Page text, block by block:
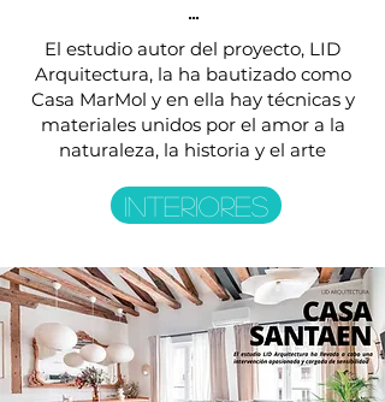
...
El estudio autor del proyecto, LID
Arquitectura, la ha bautizado como
Casa MarMol y en ella hay técnicas y
materiales unidos por el amor a la
naturaleza, la historia y el arte
INTERIORES